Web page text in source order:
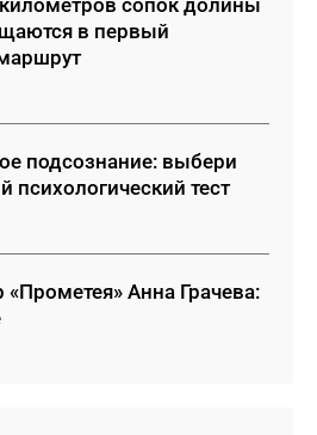
сопок долины
в первый
подсознание: выбери
тест
Анна Грачева: